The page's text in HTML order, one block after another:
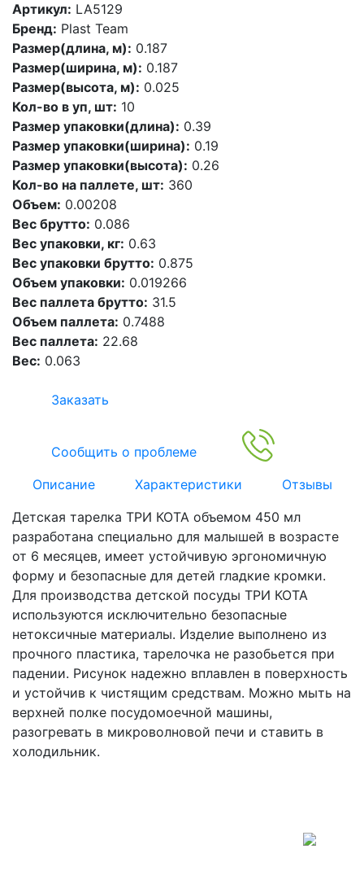
Артикул: LA5129
Бренд: Plast Team
Размер(длина, м): 0.187
Размер(ширина, м): 0.187
Размер(высота, м): 0.025
Кол-во в уп, шт: 10
Размер упаковки(длина): 0.39
Размер упаковки(ширина): 0.19
Размер упаковки(высота): 0.26
Кол-во на паллете, шт: 360
Объем: 0.00208
Вес брутто: 0.086
Вес упаковки, кг: 0.63
Вес упаковки брутто: 0.875
Объем упаковки: 0.019266
Вес паллета брутто: 31.5
Объем паллета: 0.7488
Вес паллета: 22.68
Вес: 0.063
Заказать
Сообщить о проблеме
Описание
Характеристики
Отзывы
Детская тарелка ТРИ КОТА объемом 450 мл
разработана специально для малышей в возрасте
от 6 месяцев, имеет устойчивую эргономичную
форму и безопасные для детей гладкие кромки.
Для производства детской посуды ТРИ КОТА
используются исключительно безопасные
нетоксичные материалы. Изделие выполнено из
прочного пластика, тарелочка не разобьется при
падении. Рисунок надежно вплавлен в поверхность
и устойчив к чистящим средствам. Можно мыть на
верхней полке посудомоечной машины,
разогревать в микроволновой печи и ставить в
холодильник.